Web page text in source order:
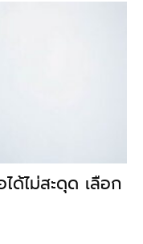
ด้ไม่สะดุด เลือก